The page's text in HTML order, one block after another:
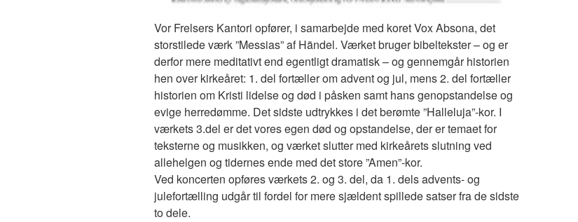
Vor Frelsers Kantori opfører, i samarbejde med koret Vox Absona, det
storstilede værk ”Messias” af Händel. Værket bruger bibeltekster – og er
derfor mere meditativt end egentligt dramatisk – og gennemgår historien
hen over kirkeåret: 1. del fortæller om advent og jul, mens 2. del fortæller
historien om Kristi lidelse og død i påsken samt hans genopstandelse og
evige herredømme. Det sidste udtrykkes i det berømte ”Halleluja”-kor. I
værkets 3.del er det vores egen død og opstandelse, der er temaet for
teksterne og musikken, og værket slutter med kirkeårets slutning ved
allehelgen og tidernes ende med det store ”Amen”-kor.
Ved koncerten opføres værkets 2. og 3. del, da 1. dels advents- og
julefortælling udgår til fordel for mere sjældent spillede satser fra de sidste
to dele.